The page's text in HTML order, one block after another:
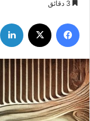
فيسبوك